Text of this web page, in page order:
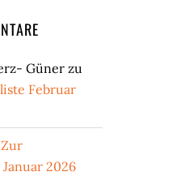
Günerzu
Februar
Zur
2026